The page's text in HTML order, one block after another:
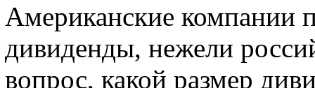
Американские компании
дивиденды, нежели
вопрос, какой размер